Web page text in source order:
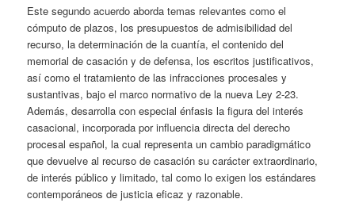
Este segundo acuerdo aborda temas relevantes como el
cómputo de plazos, los presupuestos de admisibilidad del
recurso, la determinación de la cuantía, el contenido del
memorial de casación y de defensa, los escritos justificativos,
así como el tratamiento de las infracciones procesales y
sustantivas, bajo el marco normativo de la nueva Ley 2-23.
Además, desarrolla con especial énfasis la figura del interés
casacional, incorporada por influencia directa del derecho
procesal español, la cual representa un cambio paradigmático
que devuelve al recurso de casación su carácter extraordinario,
de interés público y limitado, tal como lo exigen los estándares
contemporáneos de justicia eficaz y razonable.